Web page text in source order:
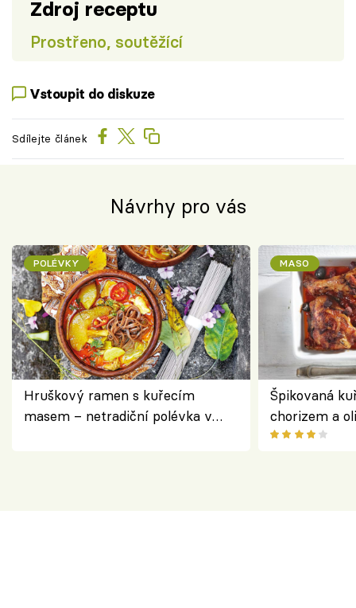
Zdroj receptu
Prostřeno, soutěžící
Vstoupit do diskuze
Sdílejte článek
Návrhy pro vás
POLÉVKY
Hruškový ramen s kuřecím
masem – netradiční polévka v
MASO
Špikovaná
chorizem a
letní